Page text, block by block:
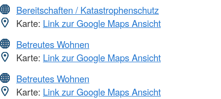
Bereitschaften / Katastrophenschutz
Karte: Link zur Google Maps Ansicht
Betreutes Wohnen
Karte: Link zur Google Maps Ansicht
Betreutes Wohnen
Karte: Link zur Google Maps Ansicht